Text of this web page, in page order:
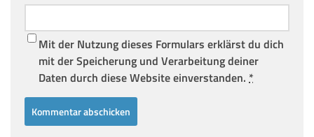
Mit der Nutzung dieses Formulars erklärst du dich
mit der Speicherung und Verarbeitung deiner
Daten durch diese Website einverstanden. *